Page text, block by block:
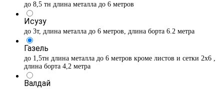
до 8,5 тн длина металла до 6 метров
Исузу
до 3т, длина металла до 6 метров, длина борта 6.2 метра
Газель
до 1,5тн длина металла до 6 метров кроме листов и сетки 2х6 ,
длина борта 4,2 метра
Валдай